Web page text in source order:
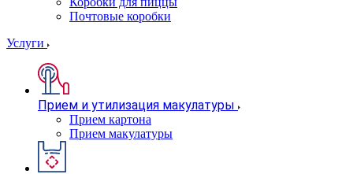
Почтовые коробки
Услуги
Прием и утилизация макулатуры
Прием картона
Прием макулатуры